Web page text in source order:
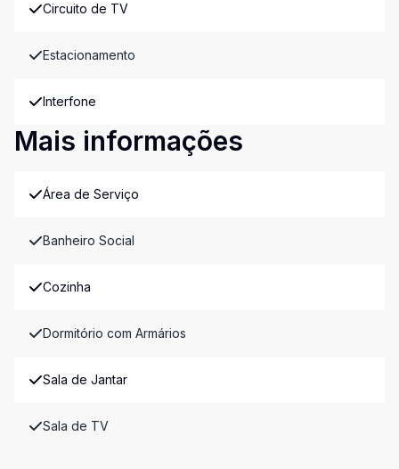
Circuito de TV
Estacionamento
Interfone
Mais informações
Área de Serviço
Banheiro Social
Cozinha
Dormitório com Armários
Sala de Jantar
Sala de TV